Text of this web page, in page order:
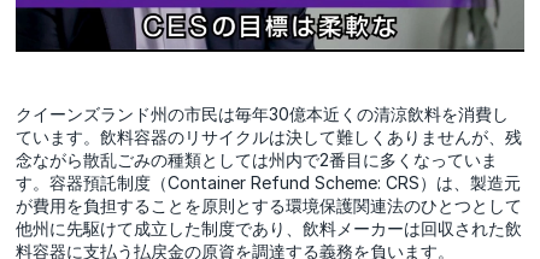
クイーンズランド州の市民は毎年30億本近くの清涼飲料を消費し
ています。飲料容器のリサイクルは決して難しくありませんが、残
念ながら散乱ごみの種類としては州内で2番目に多くなっていま
す。容器預託制度（Container Refund Scheme: CRS）は、製造元
が費用を負担することを原則とする環境保護関連法のひとつとして
他州に先駆けて成立した制度であり、飲料メーカーは回収された飲
料容器に支払う払戻金の原資を調達する義務を負います。